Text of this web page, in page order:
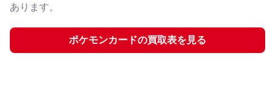
あります。
ポケモンカードの買取表を見る